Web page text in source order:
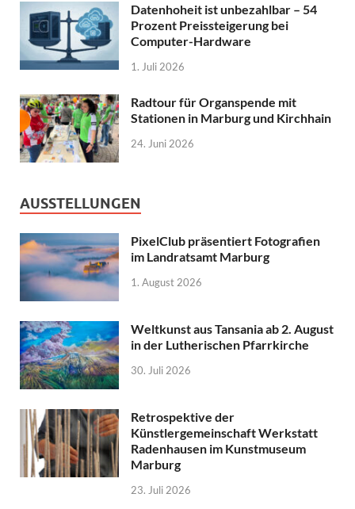
Datenhoheit ist unbezahlbar – 54
Prozent Preissteigerung bei
Computer-Hardware
1. Juli 2026
Radtour für Organspende mit
Stationen in Marburg und Kirchhain
24. Juni 2026
AUSSTELLUNGEN
PixelClub präsentiert Fotografien
im Landratsamt Marburg
1. August 2026
Weltkunst aus Tansania ab 2. August
in der Lutherischen Pfarrkirche
30. Juli 2026
Retrospektive der
Künstlergemeinschaft Werkstatt
Radenhausen im Kunstmuseum
Marburg
23. Juli 2026